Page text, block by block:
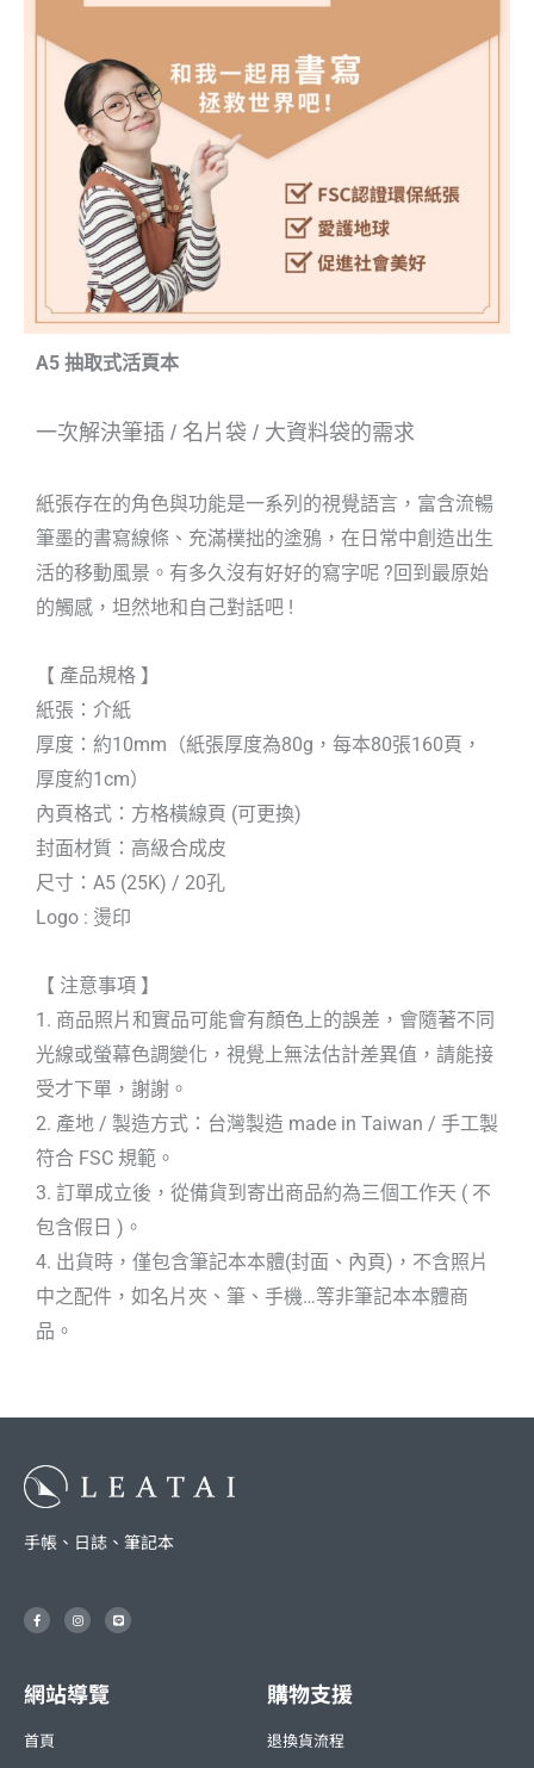
A5 抽取式活頁本
一次解決筆插 / 名片袋 / 大資料袋的需求
紙張存在的角色與功能是一系列的視覺語言，富含流暢
筆墨的書寫線條、充滿樸拙的塗鴉，在日常中創造出生
活的移動風景。有多久沒有好好的寫字呢 ?回到最原始
的觸感，坦然地和自己對話吧 !
【 產品規格 】
紙張：介紙
厚度：約10mm（紙張厚度為80g，每本80張160頁，
厚度約1cm）
內頁格式：方格橫線頁 (可更換)
封面材質：高級合成皮
尺寸：A5 (25K) / 20孔
Logo : 燙印
【 注意事項 】
1. 商品照片和實品可能會有顏色上的誤差，會隨著不同
光線或螢幕色調變化，視覺上無法估計差異值，請能接
受才下單，謝謝。
2. 產地 / 製造方式：台灣製造 made in Taiwan / 手工製
符合 FSC 規範。
3. 訂單成立後，從備貨到寄出商品約為三個工作天 ( 不
包含假日 )。
4. 出貨時，僅包含筆記本本體(封面、內頁)，不含照片
中之配件，如名片夾、筆、手機…等非筆記本本體商
品。
手帳、日誌、筆記本
F
a
c
k
-
I
n
s
r
a
m
L
i
n
網站導覽
首頁
購物支援
退換貨流程